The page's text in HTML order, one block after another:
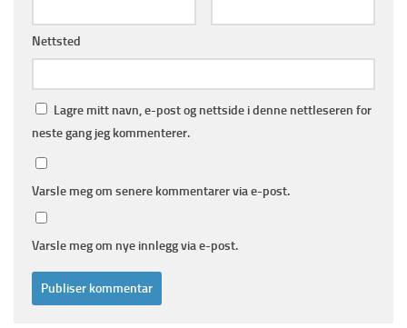
Nettsted
Lagre mitt navn, e-post og nettside i denne nettleseren for
neste gang jeg kommenterer.
Varsle meg om senere kommentarer via e-post.
Varsle meg om nye innlegg via e-post.